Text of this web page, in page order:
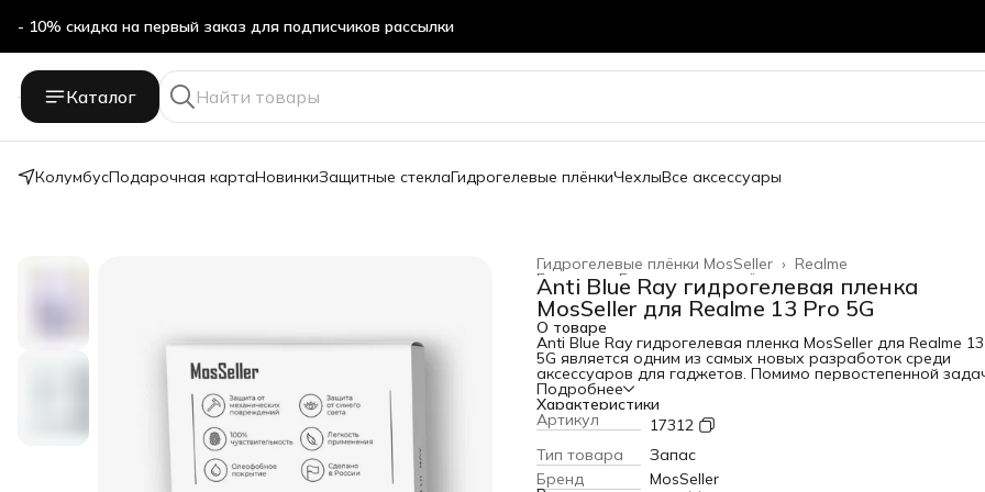
- 10% скидка на первый заказ для подписчиков рассылки
Бесплатная доставка в ПВЗ Яндекс Маркет
Каталог
КолумбусПодарочная картаНовинкиЗащитные стеклаГидрогелевые плёнкиЧехлыВсе аксессуары
Realme
Гидрогелевые плёнки MosSeller ›
Гидрогелевые плёнки ›
Главная ›
Anti Blue Ray гидрогелевая пленка
MosSeller для Realme 13 Pro 5G
О товаре
Anti Blue Ray гидрогелевая пленка MosSeller для Realme
5G является одним из самых новых разработок среди
аксессуаров для гаджетов. Помимо первостепенной
защиты экрана от сколов и царапин, гидрогелевая пленка
Blue Ray блокирует высокоэнергетический
синий свет, который вреден для глаз. Для создания этого
изделия используется качественный полимерный материал
высокой прочностью. За счет этого она защищает
появления царапин и потертостей. Среди главных
преимуществ этого материала: - устойчивость к
Подробнее
Характеристики
Артикул
17312
Тип товара
Запас
Бренд
MosSeller